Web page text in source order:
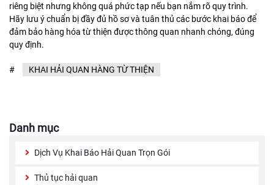
riêng biệt nhưng không quá phức tạp nếu bạn nắm rõ quy trình.
Hãy lưu ý chuẩn bị đầy đủ hồ sơ và tuân thủ các bước khai báo để
đảm bảo hàng hóa từ thiện được thông quan nhanh chóng, đúng
quy định.
# KHAI HẢI QUAN HÀNG TỪ THIỆN
Danh mục
Dịch Vụ Khai Báo Hải Quan Trọn Gói
Thủ tục hải quan